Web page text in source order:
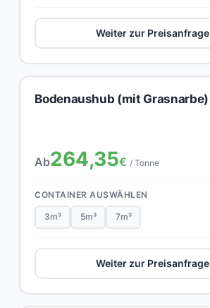
Weiter zur Preisanfrage
Bodenaushub (mit Grasnarbe)
Ab264,35€ / Tonne
CONTAINER AUSWÄHLEN
3m³ 5m³ 7m³
Weiter zur Preisanfrage